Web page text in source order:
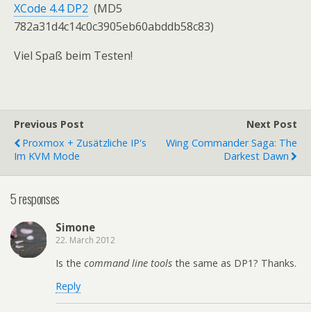
XCode 4.4 DP2 (MD5
782a31d4c14c0c3905eb60abddb58c83)
Viel Spaß beim Testen!
Previous Post
Proxmox + Zusätzliche IP's
Im KVM Mode
Next Post
Wing Commander Saga: The
Darkest Dawn
5 responses
Simone
22. March 2012
Is the command line tools the same as DP1? Thanks.
Reply